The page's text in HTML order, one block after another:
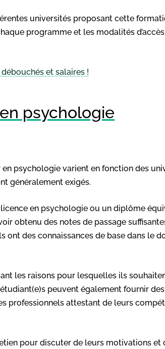
universités proposant cette
programme et les modalités
et salaires !
psychologie
psychologie varient en fonction des
généralement exigés.
en psychologie ou un diplôme
obtenu des notes de passage
ont des connaissances de base dans le
les raisons pour lesquelles ils
peuvent également fournir
professionnels attestant de leurs
pour discuter de leurs motivations et